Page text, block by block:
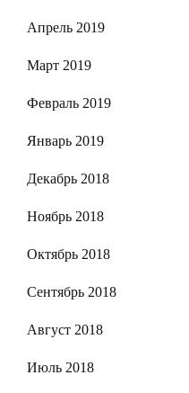
Апрель 2019
Март 2019
Февраль 2019
Январь 2019
Декабрь 2018
Ноябрь 2018
Октябрь 2018
Сентябрь 2018
Август 2018
Июль 2018